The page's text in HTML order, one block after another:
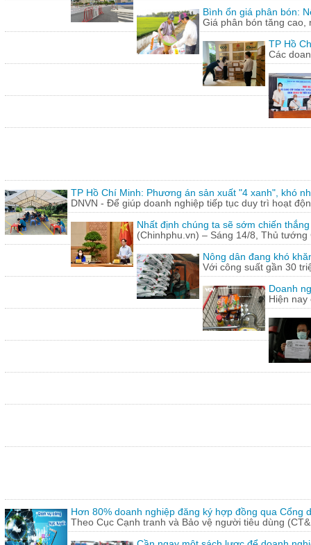
Bình ổn giá phân bón:
Giá phân bón tăng
TP Hồ
Các
TP Hồ Chí Minh: Phương án sản xuất "4 xanh", khó
DNVN - Để giúp doanh nghiệp tiếp tục duy trì hoạt
Nhất định chúng ta sẽ sớm chiến
(Chinhphu.vn) – Sáng 14/8, Thủ
Nông dân đang khó
Với công suất gần 30
Doanh
Hiện
Hơn 80% doanh nghiệp đăng ký hợp đồng qua Cổng
Theo Cục Cạnh tranh và Bảo vệ người tiêu dùng